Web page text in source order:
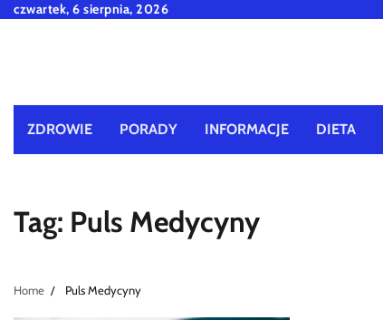
Skipczwartek, 6 sierpnia, 2026
ZDROWIE PORADY INFORMACJE DIETA
Tag: Puls Medycyny
Home Puls Medycyny